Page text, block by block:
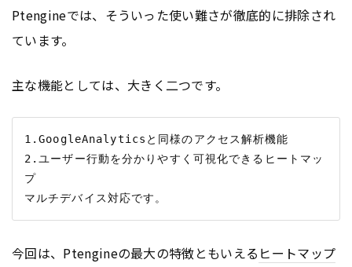
Ptengineでは、そういった使い難さが徹底的に排除され
ています。
主な機能としては、大きく二つです。
1.GoogleAnalyticsと同様のアクセス解析機能
2.ユーザー行動を分かりやすく可視化できるヒートマッ
プ
今回は、Ptengineの最大の特徴ともいえる ヒートマップ